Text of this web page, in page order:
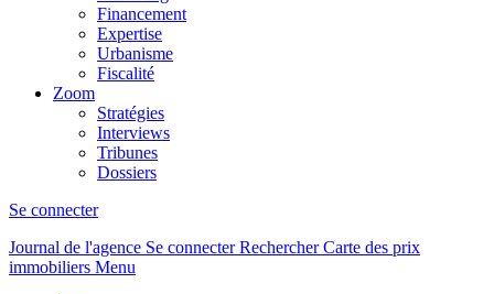
Financement
Expertise
Urbanisme
Fiscalité
Zoom
Stratégies
Interviews
Tribunes
Dossiers
Se connecter
Journal de l'agence Se connecterRechercher Carte des prix
immobiliers Menu